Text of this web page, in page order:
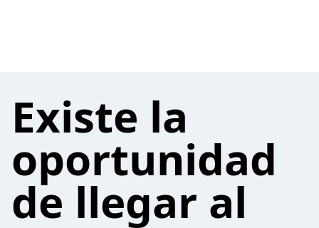
Existe la
oportunidad
de llegar al